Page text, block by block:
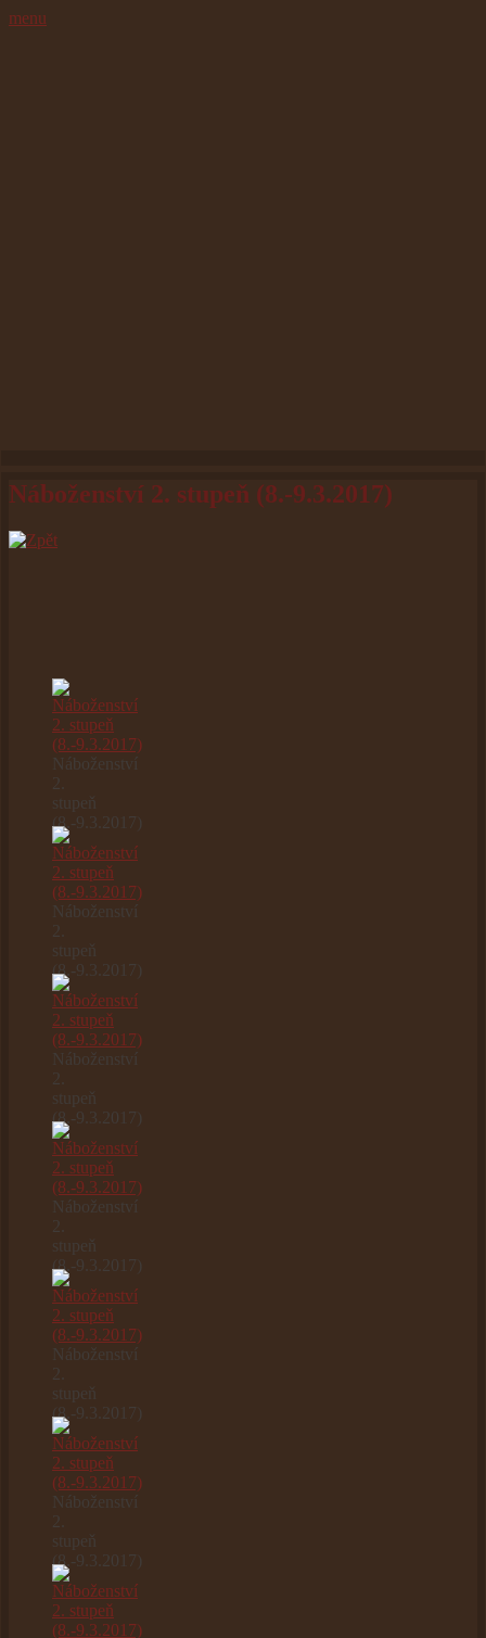
Náboženství 2. stupeň (8.-9.3.2017)
Náboženství
2.
stupeň
(8.-9.3.2017)
Náboženství
2.
stupeň
(8.-9.3.2017)
Náboženství
2.
stupeň
(8.-9.3.2017)
Náboženství
2.
stupeň
(8.-9.3.2017)
Náboženství
2.
stupeň
(8.-9.3.2017)
Náboženství
2.
stupeň
(8.-9.3.2017)